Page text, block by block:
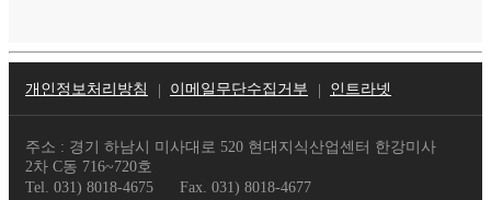
개인정보처리방침 이메일무단수집거부 인트라넷
주소 : 경기 하남시 미사대로 520 현대지식산업센터 한강미사
2차 C동 716~720호
Tel. 031) 8018-4675
Fax. 031) 8018-4677